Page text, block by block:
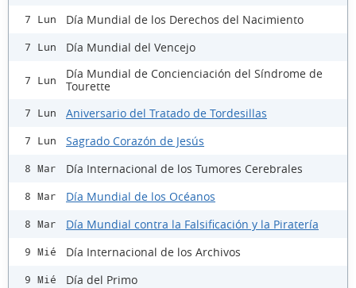
7 Lun Día Mundial de los Derechos del Nacimiento
7 Lun Día Mundial del Vencejo
7 Lun
Día Mundial de Concienciación del Síndrome de
Tourette
7 Lun Aniversario del Tratado de Tordesillas
7 Lun Sagrado Corazón de Jesús
8 Mar Día Internacional de los Tumores Cerebrales
8 Mar Día Mundial de los Océanos
8 Mar Día Mundial contra la Falsificación y la Piratería
9 Mié Día Internacional de los Archivos
9 Mié Día del Primo